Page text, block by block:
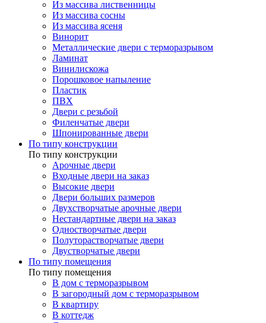
Из массива лиственницы
Из массива сосны
Из массива ясеня
Винорит
Металлические двери с терморазрывом
Ламинат
Винилискожа
Порошковое напыление
Пластик
ПВХ
Двери с резьбой
Филенчатые двери
Шпонированные двери
По типу конструкции
По типу конструкции
Арочные двери
Входные двери на заказ
Высокие двери
Двери больших размеров
Двухстворчатые арочные двери
Нестандартные двери на заказ
Одностворчатые двери
Полуторастворчатые двери
Двустворчатые двери
По типу помещения
По типу помещения
В дом с терморазрывом
В загородный дом с терморазрывом
В квартиру
В коттедж